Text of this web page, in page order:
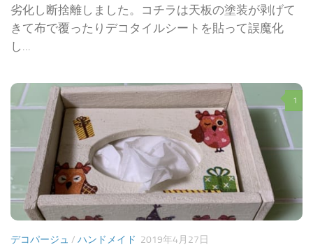
劣化し断捨離しました。コチラは天板の塗装が剥げて
きて布で覆ったりデコタイルシートを貼って誤魔化
し...
1
デコパージュ / ハンドメイド 2019年4月27日